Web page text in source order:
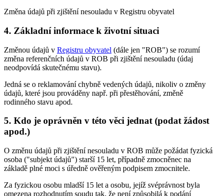
Změna údajů při zjištění nesouladu v Registru obyvatel
4. Základní informace k životní situaci
Změnou údajů v Registru obyvatel (dále jen "ROB") se rozumí
změna referenčních údajů v ROB při zjištění nesouladu (údaj
neodpovídá skutečnému stavu).
Jedná se o reklamování chybně vedených údajů, nikoliv o změny
údajů, které jsou prováděny např. při přestěhování, změně
rodinného stavu apod.
5. Kdo je oprávněn v této věci jednat (podat žádost
apod.)
O změnu údajů při zjištění nesouladu v ROB může požádat fyzická
osoba ("subjekt údajů") starší 15 let, případně zmocněnec na
základě plné moci s úředně ověřeným podpisem zmocnitele.
Za fyzickou osobu mladší 15 let a osobu, jejíž svéprávnost byla
omezena rozhodnutím soudu tak, že není způsobilá k podání